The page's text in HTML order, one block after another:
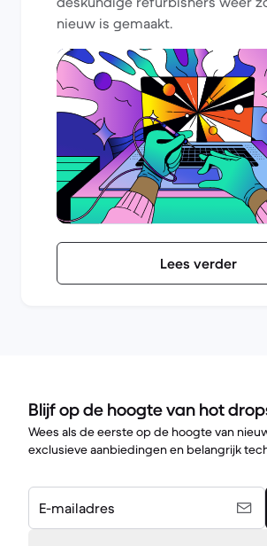
nieuw is gemaakt.
Lees verder
Blijf op de hoogte van hot
Wees als de eerste op de hoogte van
exclusieve aanbiedingen en belangrijk
E-mailadres